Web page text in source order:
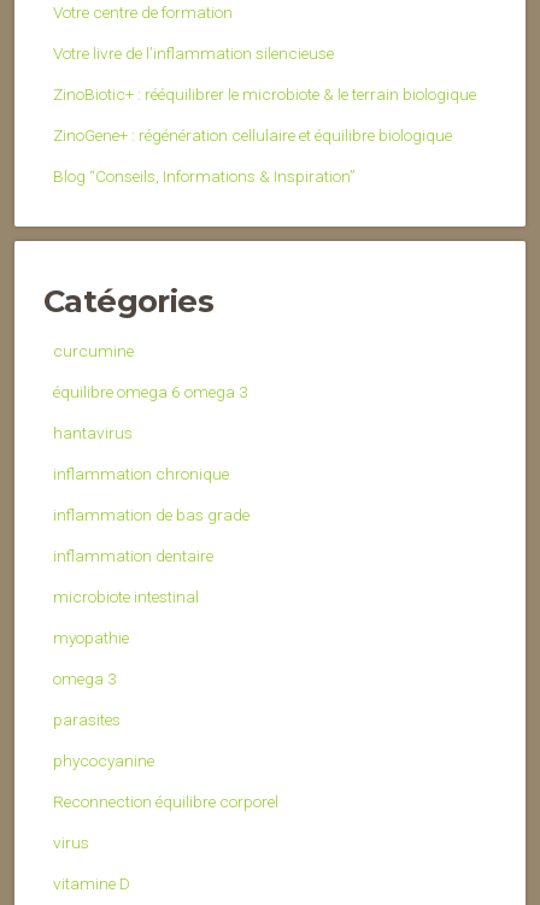
Votre centre de formation
Votre livre de l’inflammation silencieuse
ZinoBiotic+ : rééquilibrer le microbiote & le terrain biologique
ZinoGene+ : régénération cellulaire et équilibre biologique
Blog “Conseils, Informations & Inspiration”
Catégories
curcumine
équilibre omega 6 omega 3
hantavirus
inflammation chronique
inflammation de bas grade
inflammation dentaire
microbiote intestinal
myopathie
omega 3
parasites
phycocyanine
Reconnection équilibre corporel
virus
vitamine D